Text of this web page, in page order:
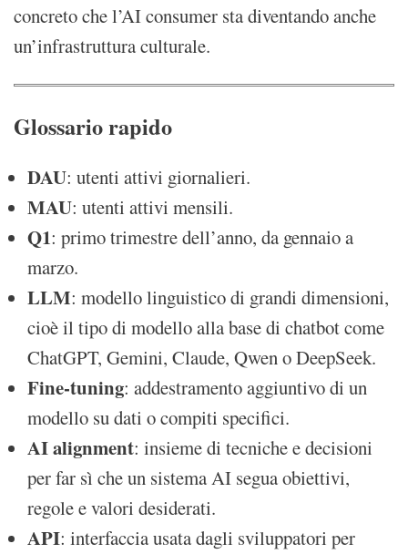
concreto che l’AI consumer sta diventando anche
un’infrastruttura culturale.
Glossario rapido
DAU: utenti attivi giornalieri.
MAU: utenti attivi mensili.
Q1: primo trimestre dell’anno, da gennaio a
marzo.
LLM: modello linguistico di grandi dimensioni,
cioè il tipo di modello alla base di chatbot come
ChatGPT, Gemini, Claude, Qwen o DeepSeek.
Fine-tuning: addestramento aggiuntivo di un
modello su dati o compiti specifici.
AI alignment: insieme di tecniche e decisioni
per far sì che un sistema AI segua obiettivi,
regole e valori desiderati.
API: interfaccia usata dagli sviluppatori per